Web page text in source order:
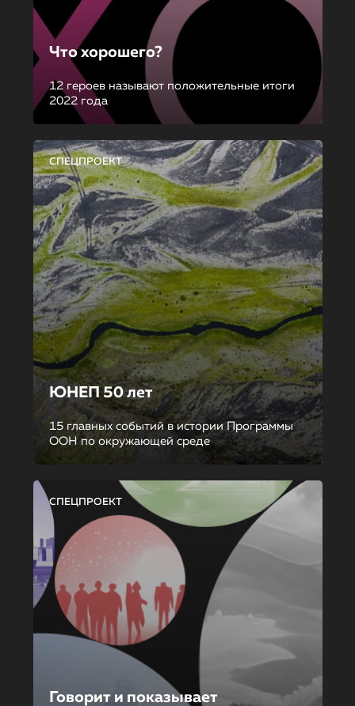
Что хорошего?
12 героев называют положительные итоги
2022 года
СПЕЦПРОЕКТ
ЮНЕП 50 лет
15 главных событий в истории Программы
ООН по окружающей среде
СПЕЦПРОЕКТ
Говорит и показывает